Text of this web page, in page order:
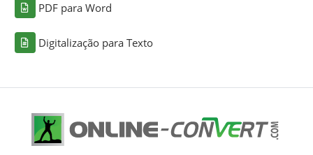
PDF para Word
Digitalização para Texto